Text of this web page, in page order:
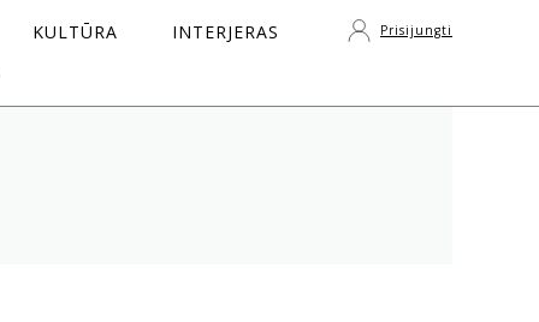
KULTŪRA
INTERJERAS
Prisijungti